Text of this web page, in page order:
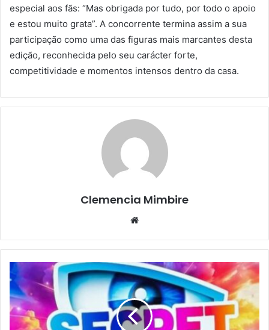
especial aos fãs: “Mas obrigada por tudo, por todo o apoio
e estou muito grata”. A concorrente termina assim a sua
participação como uma das figuras mais marcantes desta
edição, reconhecida pelo seu carácter forte,
competitividade e momentos intensos dentro da casa.
Clemencia Mimbire
Website